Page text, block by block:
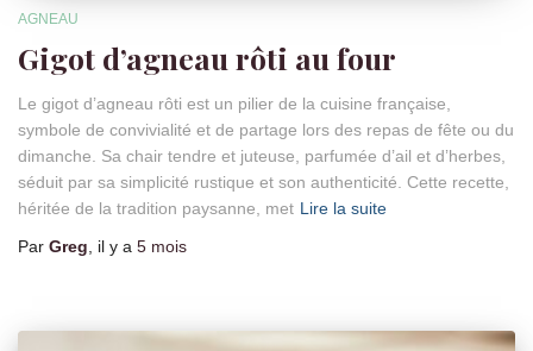
AGNEAU
Gigot d’agneau rôti au four
Le gigot d’agneau rôti est un pilier de la cuisine française,
symbole de convivialité et de partage lors des repas de fête ou du
dimanche. Sa chair tendre et juteuse, parfumée d’ail et d’herbes,
séduit par sa simplicité rustique et son authenticité. Cette recette,
héritée de la tradition paysanne, met Lire la suite
Par Greg, il y a 5 mois